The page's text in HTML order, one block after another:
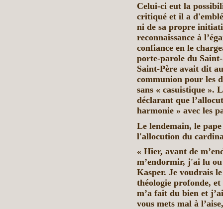
Celui-ci eut la
critiqué et il a
ni de sa propre
reconnaissance à
confiance en le
porte-parole du
Saint-Père avait dit
communion pour les
sans « casuistique ».
déclarant que
harmonie » avec les
Le lendemain, le
l'allocution du
« Hier, avant de
m’endormir, j'ai lu
Kasper. Je voudrais
théologie profonde, et
m’a fait du bien et
vous mets mal à